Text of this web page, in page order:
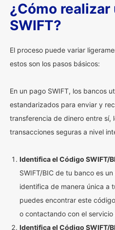
¿Cómo realizar
SWIFT?
El proceso puede variar
estos son los pasos básicos:
En un pago SWIFT, los bancos
estandarizados para enviar y
transferencia de dinero entre sí,
transacciones seguras a nivel
Identifica el Código SWIFT/
SWIFT/BIC de tu banco es
identifica de manera única a
puedes encontrar este
o contactando con el
Identifica el Código SWIFT/